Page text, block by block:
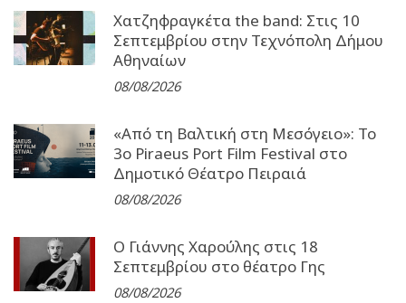
Χατζηφραγκέτα the band: Στις 10
Σεπτεμβρίου στην Τεχνόπολη Δήμου
Αθηναίων
08/08/2026
«Από τη Βαλτική στη Μεσόγειο»: Το
3o Piraeus Port Film Festival στο
Δημοτικό Θέατρο Πειραιά
08/08/2026
Ο Γιάννης Χαρούλης στις 18
Σεπτεμβρίου στο θέατρο Γης
08/08/2026